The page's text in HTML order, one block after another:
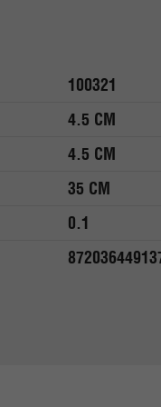
100321
4.5 CM
4.5 CM
35 CM
0.1